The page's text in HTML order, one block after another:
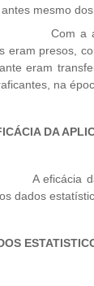
mesmo
Com a
eram presos,
eram
na
DA
A eficácia da
dados